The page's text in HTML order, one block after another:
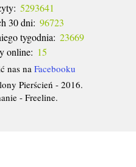
5293641
30 dni: 96723
tygodnia: 23669
online: 15
nas na Facebooku
Pierścień - 2016.
- Freeline.